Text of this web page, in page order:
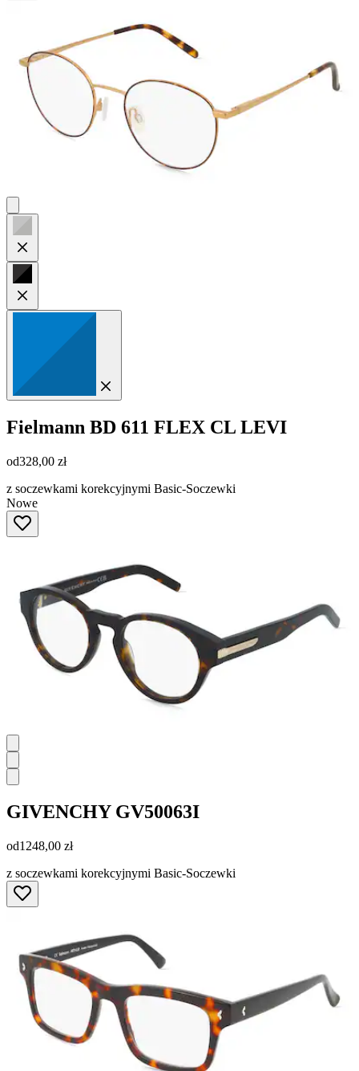
Fielmann BD 611 FLEX CL LEVI
od328,00 zł
z soczewkami korekcyjnymi Basic-Soczewki
Nowe
GIVENCHY GV50063I
od1248,00 zł
z soczewkami korekcyjnymi Basic-Soczewki